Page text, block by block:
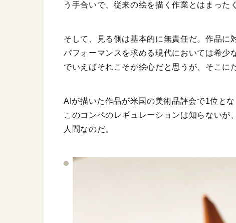
う手合いで、従来の絵を描く作業とはまった
そして、見る側は基本的に無責任だ。作品に
パフォーマンスを求める現代においては希少
でいえばそれこそが絵心だと思うが、そこに
AIが描いた作品が米国の美術品評会で1位と
このコンペのレギュレーションは知らないが
人間なのだ。